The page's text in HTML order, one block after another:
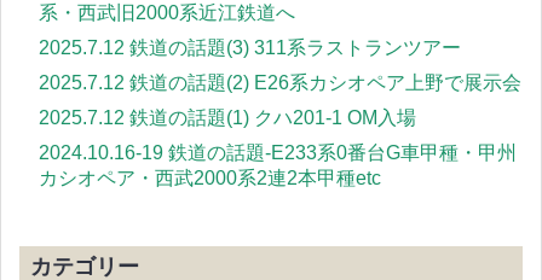
系・西武旧2000系近江鉄道へ
2025.7.12 鉄道の話題(3) 311系ラストランツアー
2025.7.12 鉄道の話題(2) E26系カシオペア上野で展示会
2025.7.12 鉄道の話題(1) クハ201-1 OM入場
2024.10.16-19 鉄道の話題-E233系0番台G車甲種・甲州
カシオペア・西武2000系2連2本甲種etc
カテゴリー